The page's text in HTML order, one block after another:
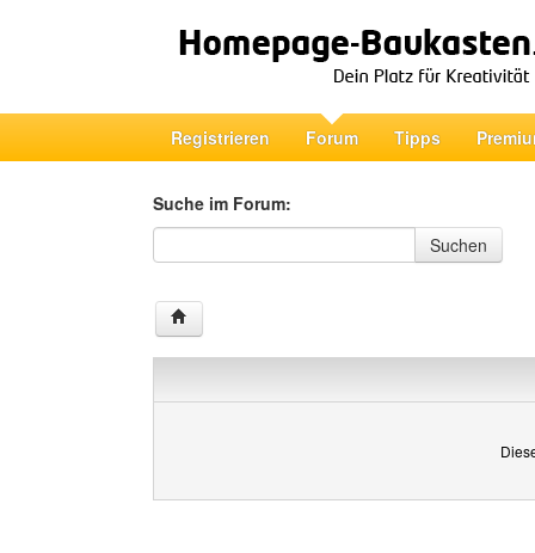
Registrieren Forum Tipps
Suche im Forum:
Suche im Forum
Suchen